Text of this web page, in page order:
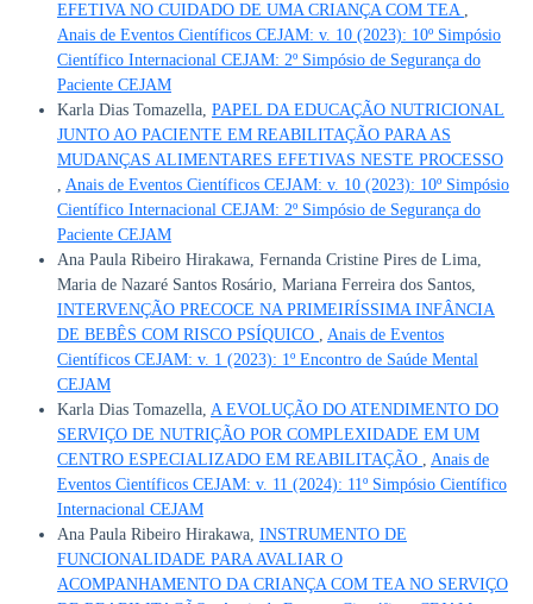
EFETIVA NO CUIDADO DE UMA CRIANÇA COM TEA ,
Anais de Eventos Científicos CEJAM: v. 10 (2023): 10º Simpósio
Científico Internacional CEJAM: 2º Simpósio de Segurança do
Paciente CEJAM
Karla Dias Tomazella, PAPEL DA EDUCAÇÃO NUTRICIONAL
JUNTO AO PACIENTE EM REABILITAÇÃO PARA AS
MUDANÇAS ALIMENTARES EFETIVAS NESTE PROCESSO
, Anais de Eventos Científicos CEJAM: v. 10 (2023): 10º Simpósio
Científico Internacional CEJAM: 2º Simpósio de Segurança do
Paciente CEJAM
Ana Paula Ribeiro Hirakawa, Fernanda Cristine Pires de Lima,
Maria de Nazaré Santos Rosário, Mariana Ferreira dos Santos,
INTERVENÇÃO PRECOCE NA PRIMEIRÍSSIMA INFÂNCIA
DE BEBÊS COM RISCO PSÍQUICO , Anais de Eventos
Científicos CEJAM: v. 1 (2023): 1º Encontro de Saúde Mental
CEJAM
Karla Dias Tomazella, A EVOLUÇÃO DO ATENDIMENTO DO
SERVIÇO DE NUTRIÇÃO POR COMPLEXIDADE EM UM
CENTRO ESPECIALIZADO EM REABILITAÇÃO , Anais de
Eventos Científicos CEJAM: v. 11 (2024): 11º Simpósio Científico
Internacional CEJAM
Ana Paula Ribeiro Hirakawa, INSTRUMENTO DE
FUNCIONALIDADE PARA AVALIAR O
ACOMPANHAMENTO DA CRIANÇA COM TEA NO SERVIÇO